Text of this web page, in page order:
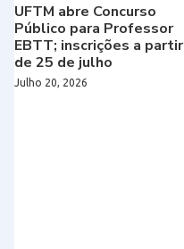
UFTM abre Concurso
Público para Professor
EBTT; inscrições a partir
de 25 de julho
Julho 20, 2026